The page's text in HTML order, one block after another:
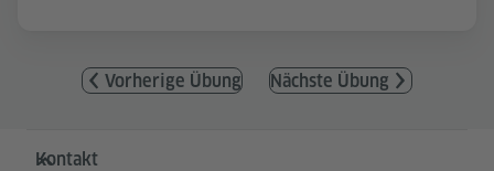
Vorherige Übung Nächste Übung
Service- und Informationsbereich
Kontakt